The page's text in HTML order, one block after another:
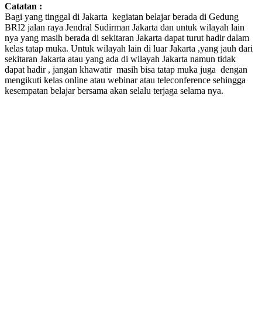
Catatan :
Bagi yang tinggal di Jakarta kegiatan belajar berada di Gedung
BRI2 jalan raya Jendral Sudirman Jakarta dan untuk wilayah lain
nya yang masih berada di sekitaran Jakarta dapat turut hadir dalam
kelas tatap muka. Untuk wilayah lain di luar Jakarta ,yang jauh dari
sekitaran Jakarta atau yang ada di wilayah Jakarta namun tidak
dapat hadir , jangan khawatir masih bisa tatap muka juga dengan
mengikuti kelas online atau webinar atau teleconference sehingga
kesempatan belajar bersama akan selalu terjaga selama nya.